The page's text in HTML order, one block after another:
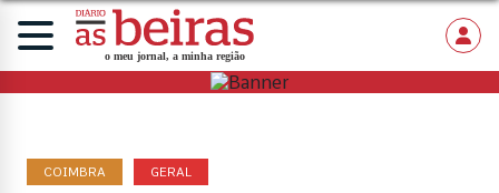
COIMBRA GERAL